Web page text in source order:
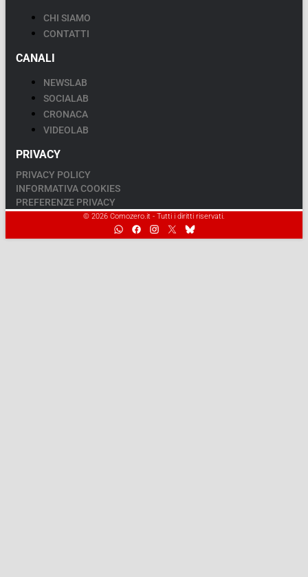
CHI SIAMO
CONTATTI
CANALI
NEWSLAB
SOCIALAB
CRONACA
VIDEOLAB
PRIVACY
PRIVACY POLICY
INFORMATIVA COOKIES
PREFERENZE PRIVACY
© 2026 Comozero.it - Tutti i diritti riservati.